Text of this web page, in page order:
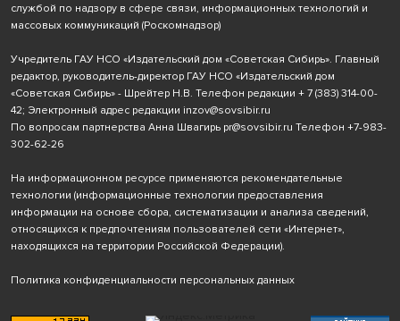
службой по надзору в сфере связи, информационных технологий и
массовых коммуникаций (Роскомнадзор)
Учредитель ГАУ НСО «Издательский дом «Советская Сибирь». Главный
редактор, руководитель-директор ГАУ НСО «Издательский дом
«Советская Сибирь» - Шрейтер Н.В. Телефон редакции + 7 (383) 314-00-
42; Электронный адрес редакции inzov@sovsibir.ru
По вопросам партнерства Анна Швагирь pr@sovsibir.ru Телефон +7-983-
302-62-26
На информационном ресурсе применяются рекомендательные
технологии (информационные технологии предоставления
информации на основе сбора, систематизации и анализа сведений,
относящихся к предпочтениям пользователей сети «Интернет»,
находящихся на территории Российской Федерации).
Политика конфиденциальности персональных данных